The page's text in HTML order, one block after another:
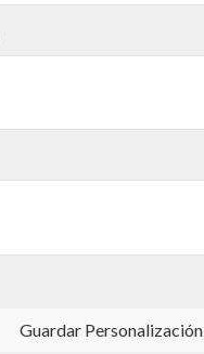
Guardar Personalización